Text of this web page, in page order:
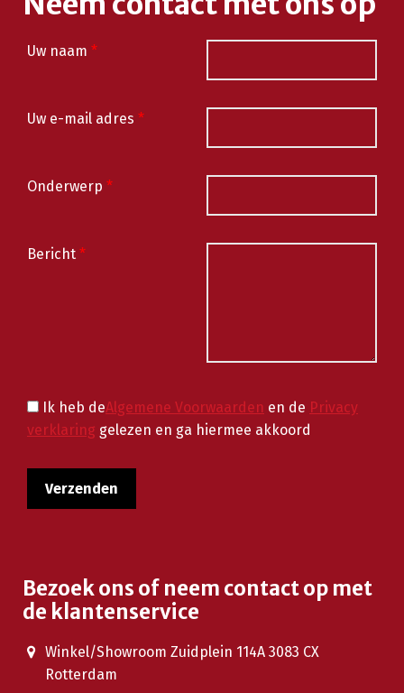
Uw naam *
Uw e-mail adres *
Onderwerp *
Bericht *
Ik heb deAlgemene Voorwaarden en de Privacy
verklaring gelezen en ga hiermee akkoord
Bezoek ons of neem contact op met
de klantenservice
Winkel/Showroom Zuidplein 114A 3083 CX
Rotterdam